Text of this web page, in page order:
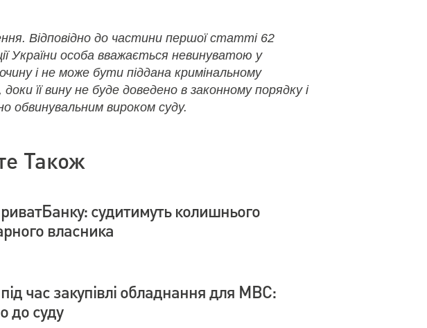
Відповідно до частини першої статті 62
України особа вважається невинуватою у
і не може бути піддана кримінальному
її вину не буде доведено в законному порядку і
обвинувальним вироком суду.
Також
судитимуть колишнього
власника
час закупівлі обладнання для МВС:
до суду